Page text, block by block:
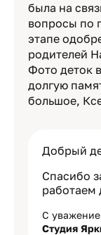
была на
вопросы по
этапе
родителей
Фото деток
долгую
большое,
Добрый
Спасибо
работаем
С
Студия